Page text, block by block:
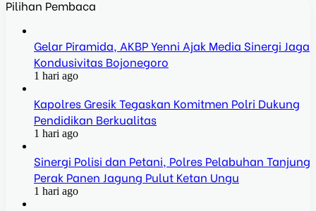
Pilihan Pembaca
Gelar Piramida, AKBP Yenni Ajak Media Sinergi Jaga
Kondusivitas Bojonegoro
1 hari ago
Kapolres Gresik Tegaskan Komitmen Polri Dukung
Pendidikan Berkualitas
1 hari ago
Sinergi Polisi dan Petani, Polres Pelabuhan Tanjung
Perak Panen Jagung Pulut Ketan Ungu
1 hari ago